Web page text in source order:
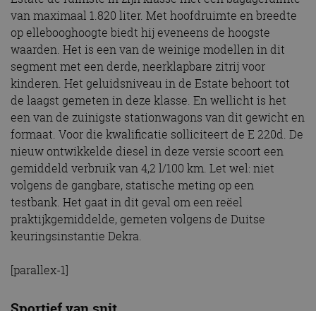
van maximaal 1.820 liter. Met hoofdruimte en breedte
op ellebooghoogte biedt hij eveneens de hoogste
waarden. Het is een van de weinige modellen in dit
segment met een derde, neerklapbare zitrij voor
kinderen. Het geluidsniveau in de Estate behoort tot
de laagst gemeten in deze klasse. En wellicht is het
een van de zuinigste stationwagons van dit gewicht en
formaat. Voor die kwalificatie solliciteert de E 220d. De
nieuw ontwikkelde diesel in deze versie scoort een
gemiddeld verbruik van 4,2 l/100 km. Let wel: niet
volgens de gangbare, statische meting op een
testbank. Het gaat in dit geval om een reëel
praktijkgemiddelde, gemeten volgens de Duitse
keuringsinstantie Dekra.
[parallex-1]